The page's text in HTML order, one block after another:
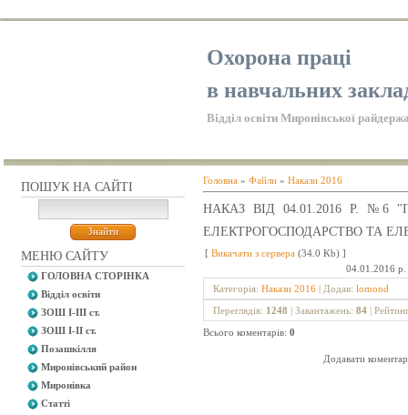
Охорона праці
в навчальних
Відділ освіти Миронівської
ПОШУК НА САЙТІ
МЕНЮ САЙТУ
ГОЛОВНА СТОРІНКА
Відділ освіти
ЗОШ І-ІІІ ст.
ЗОШ І-ІІ ст.
Позашкілля
Миронівський район
Миронівка
Статті
Головна » Файли » Накази 2016
НАКАЗ ВІД 04.01.2016 Р. №6
ЕЛЕКТРОГОСПОДАРСТВО ТА
[ Викачати з сервера (34.0 Kb) ]
Категорія: Накази 2016 | Додав: lomond
Переглядів: 1248 | Завантажень: 84 |
Всього коментарів: 0
Додавати